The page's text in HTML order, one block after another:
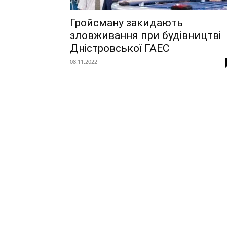
Гройсману закидають
зловживання при будівництві
Дністровської ГАЕС
08.11.2022